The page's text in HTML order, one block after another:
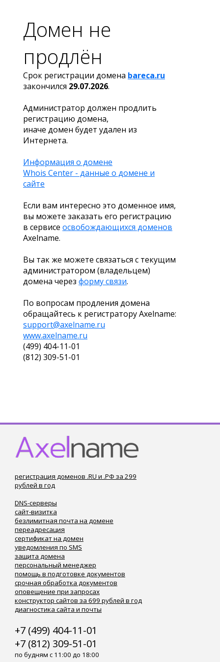
Домен не
продлён
Срок регистрации домена bareca.ru
закончился 29.07.2026.
Администратор должен продлить
регистрацию домена,
иначе домен будет удален из
Интернета.
Информация о домене
Whois Center - данные о домене и
сайте
Если вам интересно это доменное имя,
вы можете заказать его регистрацию
в сервисе освобождающихся доменов
Axelname.
Вы так же можете связаться с текущим
администратором (владельцем)
домена через форму связи.
По вопросам продления домена
обращайтесь к регистратору Axelname:
support@axelname.ru
www.axelname.ru
(499) 404-11-01
(812) 309-51-01
регистрация доменов .RU и .РФ за 299
рублей в год
DNS-серверы
сайт-визитка
безлимитная почта на домене
переадресация
сертификат на домен
уведомления по SMS
защита домена
персональный менеджер
помощь в подготовке документов
срочная обработка документов
оповещение при запросах
конструктор сайтов за 699 рублей в год
диагностика сайта и почты
+7 (499) 404-11-01
+7 (812) 309-51-01
по будням с 11:00 до 18:00